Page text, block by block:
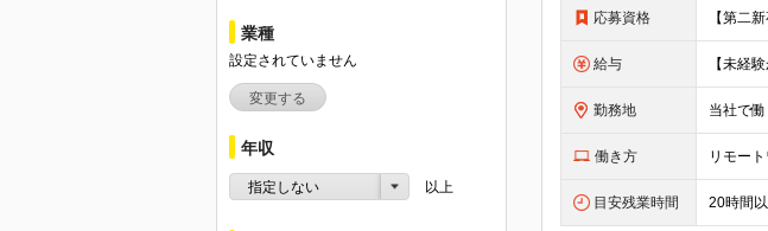
業種
設定されていません
変更する
年収
指定しない 以上
応募資格
給与
勤務地
働き方 リモー
目安残業時間 20時間